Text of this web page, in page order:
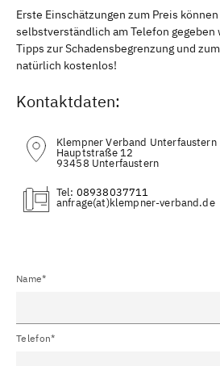
Erste Einschätzungen zum Preis
selbstverständlich am Telefon gegeben
Tipps zur Schadensbegrenzung und
natürlich kostenlos!
Kontaktdaten:
Klempner Verband Unterfaustern
Hauptstraße 12
93458 Unterfaustern
Tel: 08938037711
(at)
Name*
Telefon*